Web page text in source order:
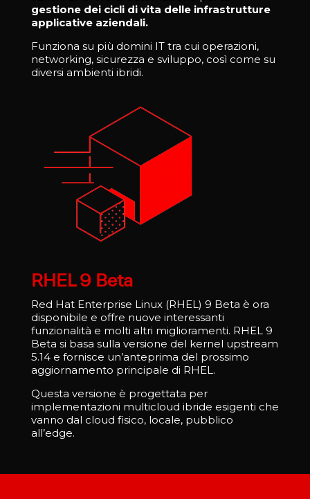
gestione dei cicli di vita delle infrastrutture
applicative aziendali.
Funziona su più domini IT tra cui operazioni,
networking, sicurezza e sviluppo, così come su
diversi ambienti ibridi.
RHEL 9 Beta
Red Hat Enterprise Linux (RHEL) 9 Beta è ora
disponibile e offre nuove interessanti
funzionalità e molti altri miglioramenti. RHEL 9
Beta si basa sulla versione del kernel upstream
5.14 e fornisce un’anteprima del prossimo
aggiornamento principale di RHEL.
Questa versione è progettata per
implementazioni multicloud ibride esigenti che
vanno dal cloud fisico, locale, pubblico
all’edge.